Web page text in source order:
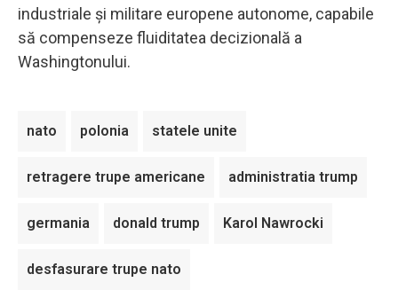
industriale și militare europene autonome, capabile
să compenseze fluiditatea decizională a
Washingtonului.
nato polonia statele unite
retragere trupe americane administratia trump
germania donald trump Karol Nawrocki
desfasurare trupe nato